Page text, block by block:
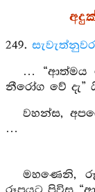
249.
…
නීරෝග වේ දැ”
වහන්ස,
…
මහණෙනි,